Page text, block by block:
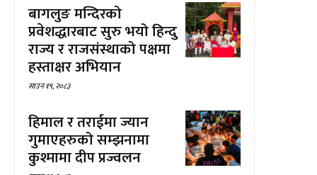
बागलुङ मन्दिरको
प्रवेशद्धारबाट सुरु भयो हिन्दु
राज्य र राजसंस्थाको पक्षमा
हस्ताक्षर अभियान
साउन १९, २०८३
हिमाल र तराईमा ज्यान
गुमाएहरुको सम्झनामा
कुश्मामा दीप प्रज्वलन